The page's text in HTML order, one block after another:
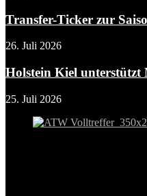
Transfer-Ticker zur
26. Juli 2026
Holstein Kiel unterstützt
25. Juli 2026